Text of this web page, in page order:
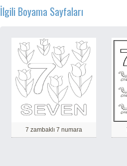
İlgili Boyama Sayfaları
7 zambaklı 7 numara